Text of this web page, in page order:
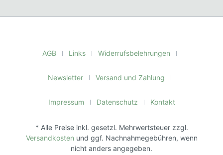
AGB Links Widerrufsbelehrungen
Newsletter Versand und Zahlung
Impressum Datenschutz Kontakt
* Alle Preise inkl. gesetzl. Mehrwertsteuer zzgl.
Versandkosten und ggf. Nachnahmegebühren, wenn
nicht anders angegeben.